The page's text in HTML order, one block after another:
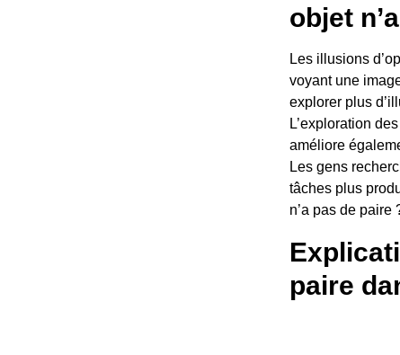
objet
Les illusions
voyant une
explorer plus
L’exploration
améliore
Les gens
tâches plus
n’a pas de paire
paire